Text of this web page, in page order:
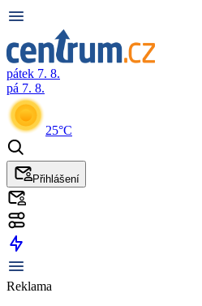
pátek 7. 8.
pá 7. 8.
25°C
Přihlášení
Reklama